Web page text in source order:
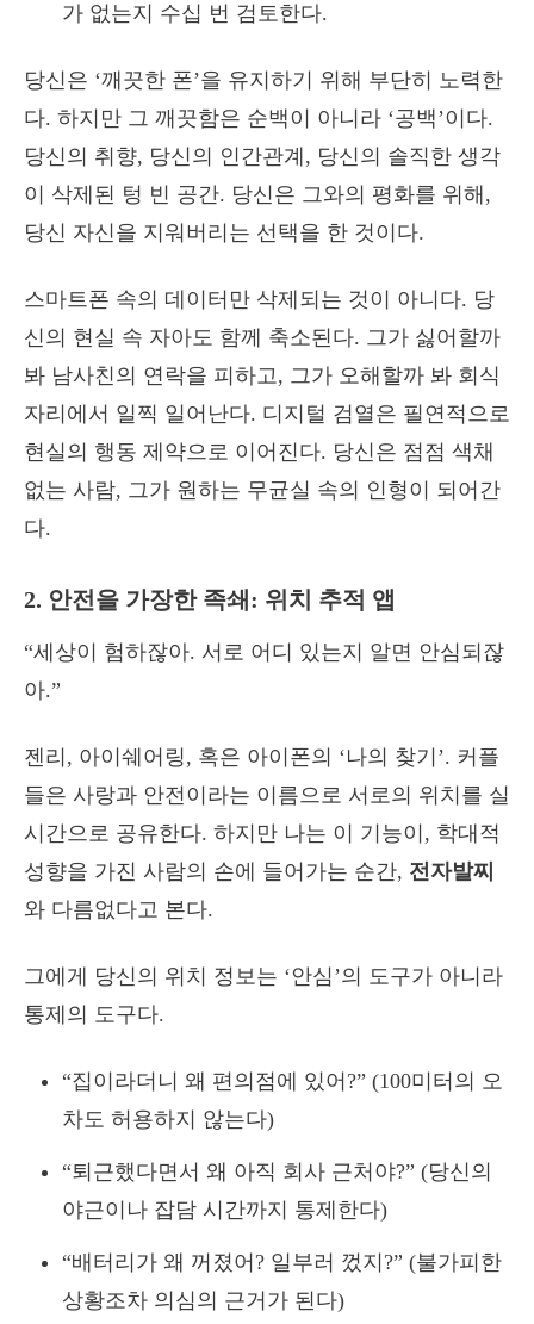
가 없는지 수십 번 검토한다.
당신은 ‘깨끗한 폰’을 유지하기 위해 부단히 노력한
다. 하지만 그 깨끗함은 순백이 아니라 ‘공백’이다.
당신의 취향, 당신의 인간관계, 당신의 솔직한 생각
이 삭제된 텅 빈 공간. 당신은 그와의 평화를 위해,
당신 자신을 지워버리는 선택을 한 것이다.
스마트폰 속의 데이터만 삭제되는 것이 아니다. 당
신의 현실 속 자아도 함께 축소된다. 그가 싫어할까
봐 남사친의 연락을 피하고, 그가 오해할까 봐 회식
자리에서 일찍 일어난다. 디지털 검열은 필연적으로
현실의 행동 제약으로 이어진다. 당신은 점점 색채
없는 사람, 그가 원하는 무균실 속의 인형이 되어간
다.
2. 안전을 가장한 족쇄: 위치 추적 앱
“세상이 험하잖아. 서로 어디 있는지 알면 안심되잖
아.”
젠리, 아이쉐어링, 혹은 아이폰의 ‘나의 찾기’. 커플
들은 사랑과 안전이라는 이름으로 서로의 위치를 실
시간으로 공유한다. 하지만 나는 이 기능이, 학대적
성향을 가진 사람의 손에 들어가는 순간, 전자발찌
와 다름없다고 본다.
그에게 당신의 위치 정보는 ‘안심’의 도구가 아니라
통제의 도구다.
“집이라더니 왜 편의점에 있어?” (100미터의 오
차도 허용하지 않는다)
“퇴근했다면서 왜 아직 회사 근처야?” (당신의
야근이나 잡담 시간까지 통제한다)
“배터리가 왜 꺼졌어? 일부러 껐지?” (불가피한
상황조차 의심의 근거가 된다)